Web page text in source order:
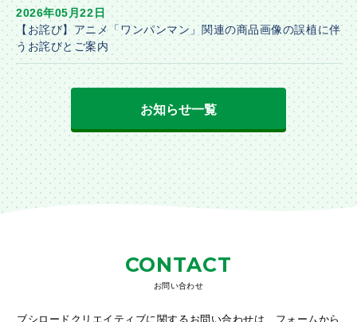
2026年05月22日
【お詫び】アニメ「ワンパンマン」関連の商品画像の誤植に伴
うお詫びとご案内
お知らせ一覧
CONTACT
お問い合わせ
ブシロードクリエイティブに関するお問い合わせは、フォームから